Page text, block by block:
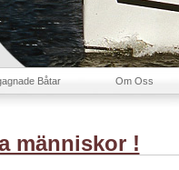
Båtar Om Oss
människor !